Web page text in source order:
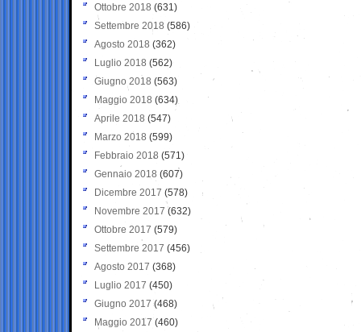
Ottobre 2018 (631)
Settembre 2018 (586)
Agosto 2018 (362)
Luglio 2018 (562)
Giugno 2018 (563)
Maggio 2018 (634)
Aprile 2018 (547)
Marzo 2018 (599)
Febbraio 2018 (571)
Gennaio 2018 (607)
Dicembre 2017 (578)
Novembre 2017 (632)
Ottobre 2017 (579)
Settembre 2017 (456)
Agosto 2017 (368)
Luglio 2017 (450)
Giugno 2017 (468)
Maggio 2017 (460)